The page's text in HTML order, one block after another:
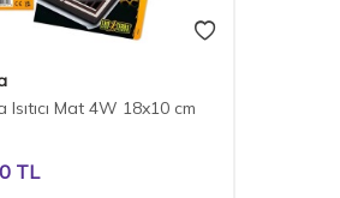
Isıtıcı Mat 4W 18x10 cm
TL